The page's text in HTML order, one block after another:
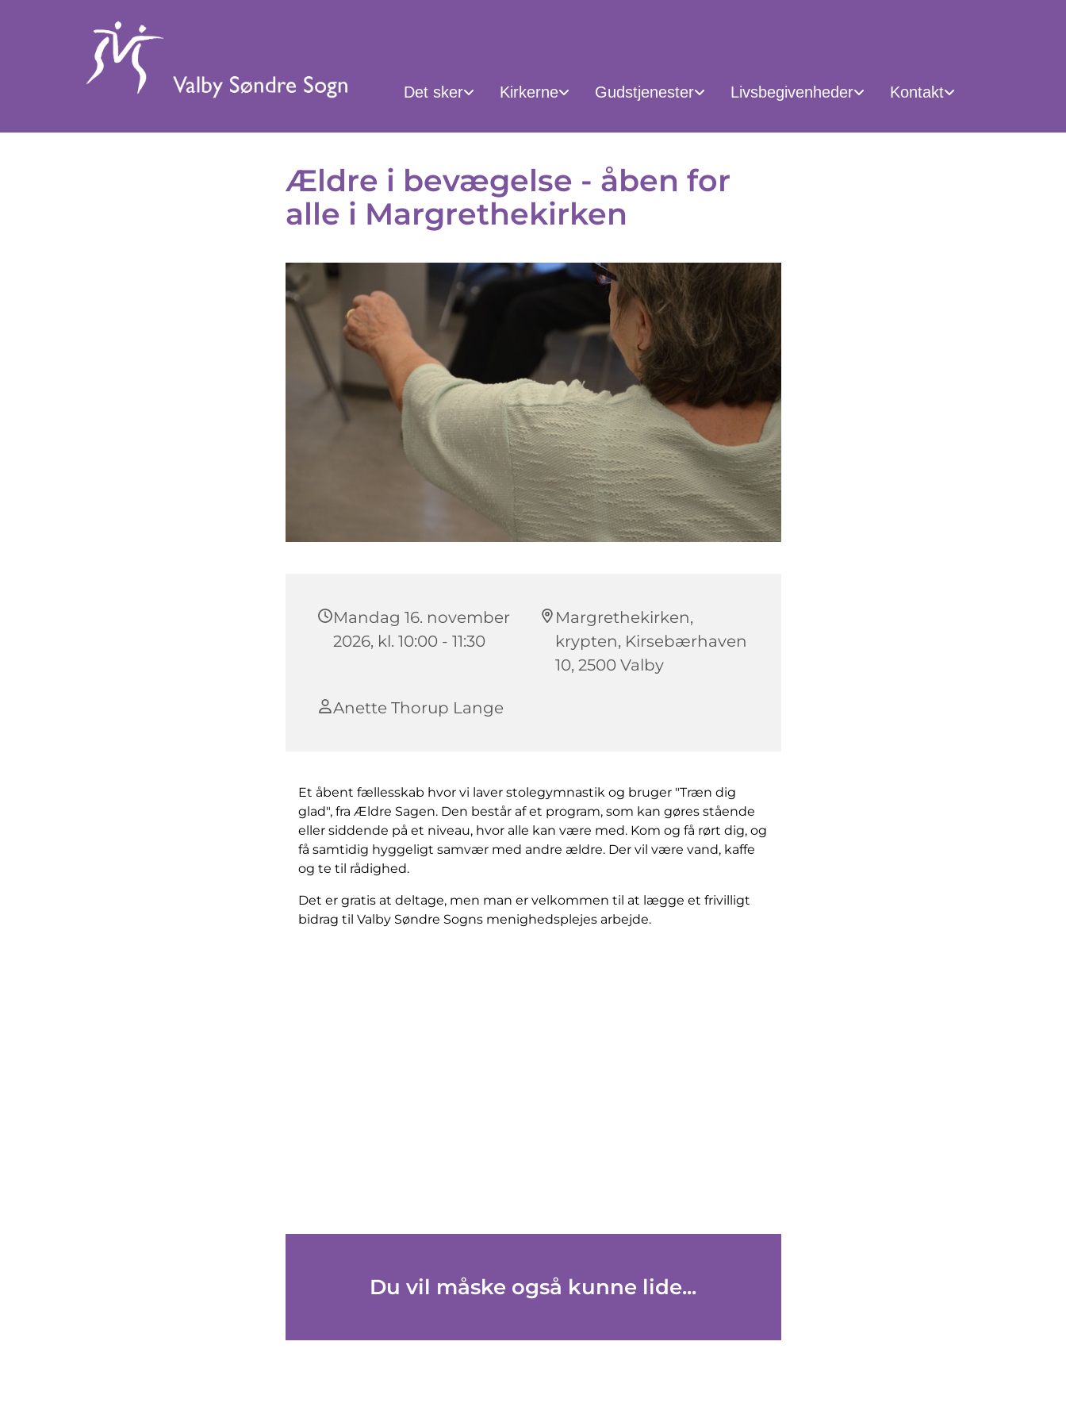
Det sker Kirkerne Gudstjenester Livsbegivenheder Kontakt
Ældre i bevægelse - åben for
alle i Margrethekirken
Mandag 16. november
2026, kl. 10:00 - 11:30
Margrethekirken,
krypten, Kirsebærhaven
10, 2500 Valby
Anette Thorup Lange
Et åbent fællesskab hvor vi laver stolegymnastik og bruger "Træn dig
glad", fra Ældre Sagen. Den består af et program, som kan gøres stående
eller siddende på et niveau, hvor alle kan være med. Kom og få rørt dig, og
få samtidig hyggeligt samvær med andre ældre. Der vil være vand, kaffe
og te til rådighed.
Det er gratis at deltage, men man er velkommen til at lægge et frivilligt
bidrag til Valby Søndre Sogns menighedsplejes arbejde.
Du vil måske også kunne lide...